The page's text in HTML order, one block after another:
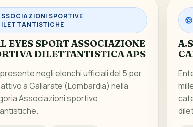
SPORTIVE
EYES SPORT ASSOCIAZIONE
DILETTANTISTICA APS
negli elenchi ufficiali del 5 per
attivo a Gallarate (Lombardia) nella
Associazioni sportive